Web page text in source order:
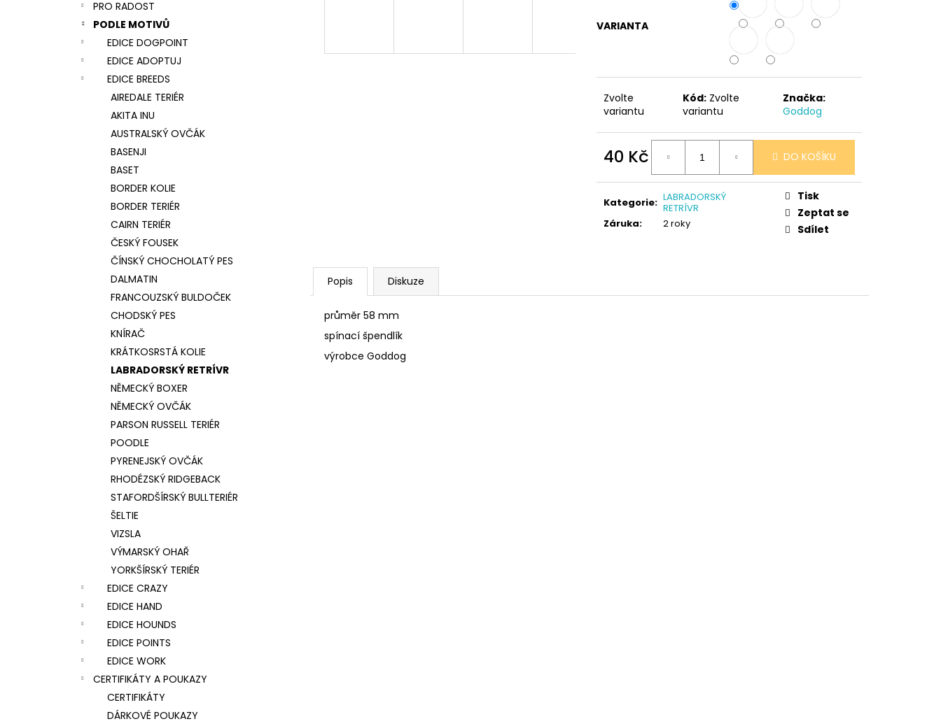
PRO RADOST
PODLE MOTIVŮ
EDICE DOGPOINT
EDICE ADOPTUJ
EDICE BREEDS
AIREDALE TERIÉR
AKITA INU
AUSTRALSKÝ OVČÁK
BASENJI
BASET
BORDER KOLIE
BORDER TERIÉR
CAIRN TERIÉR
ČESKÝ FOUSEK
ČÍNSKÝ CHOCHOLATÝ PES
DALMATIN
FRANCOUZSKÝ BULDOČEK
CHODSKÝ PES
KNÍRAČ
KRÁTKOSRSTÁ KOLIE
LABRADORSKÝ RETRÍVR
NĚMECKÝ BOXER
NĚMECKÝ OVČÁK
PARSON RUSSELL TERIÉR
POODLE
PYRENEJSKÝ OVČÁK
RHODÉZSKÝ RIDGEBACK
STAFORDŠÍRSKÝ BULLTERIÉR
ŠELTIE
VIZSLA
VÝMARSKÝ OHAŘ
YORKŠÍRSKÝ TERIÉR
EDICE CRAZY
EDICE HAND
EDICE HOUNDS
EDICE POINTS
EDICE WORK
CERTIFIKÁTY A POUKAZY
CERTIFIKÁTY
DÁRKOVÉ POUKAZY
VARIANTA
Zvolte
variantu
Kód: Zvolte
variantu
Značka:
Goddog
40 Kč
cena:
DO KOŠÍKU
Kategorie: LABRADORSKÝ
RETRÍVR
Záruka: 2 roky
Tisk
Zeptat se
Sdílet
Popis Diskuze
průměr 58 mm
spínací špendlík
výrobce Goddog
NÁRAMEK TLAPKA - ČERNÁ
159 Kč
SÓJOVÁ SVÍČKA V PORCELÁNU RŮŽE